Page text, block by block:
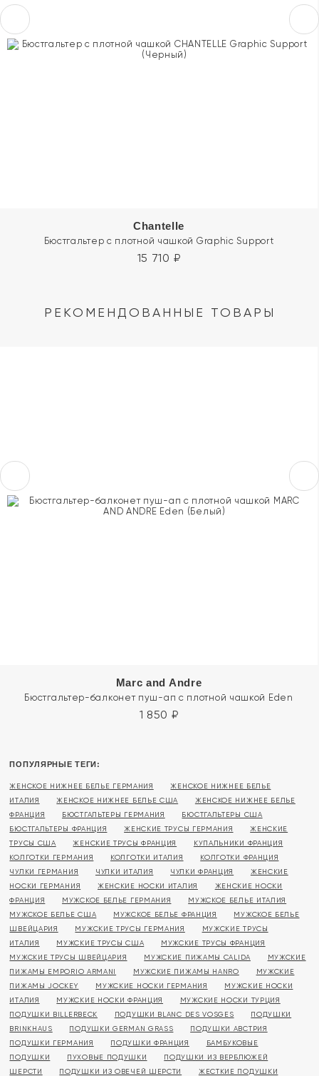
Chantelle
Бюстгальтер с плотной чашкой Graphic Support
15 710 ₽
РЕКОМЕНДОВАННЫЕ ТОВАРЫ
Marc and Andre
Бюстгальтер-балконет пуш-ап с плотной чашкой Eden
1 850 ₽
ПОПУЛЯРНЫЕ ТЕГИ:
ЖЕНСКОЕ НИЖНЕЕ БЕЛЬЕ ГЕРМАНИЯ
ЖЕНСКОЕ НИЖНЕЕ БЕЛЬЕ
ИТАЛИЯ
ЖЕНСКОЕ НИЖНЕЕ БЕЛЬЕ США
ЖЕНСКОЕ НИЖНЕЕ БЕЛЬЕ
ФРАНЦИЯ
БЮСТГАЛЬТЕРЫ ГЕРМАНИЯ
БЮСТГАЛЬТЕРЫ США
БЮСТГАЛЬТЕРЫ ФРАНЦИЯ
ЖЕНСКИЕ ТРУСЫ ГЕРМАНИЯ
ЖЕНСКИЕ
ТРУСЫ США
ЖЕНСКИЕ ТРУСЫ ФРАНЦИЯ
КУПАЛЬНИКИ ФРАНЦИЯ
КОЛГОТКИ ГЕРМАНИЯ
КОЛГОТКИ ИТАЛИЯ
КОЛГОТКИ ФРАНЦИЯ
ЧУЛКИ ГЕРМАНИЯ
ЧУЛКИ ИТАЛИЯ ЧУЛКИ ФРАНЦИЯ
ЖЕНСКИЕ
НОСКИ ГЕРМАНИЯ
ЖЕНСКИЕ НОСКИ ИТАЛИЯ
ЖЕНСКИЕ НОСКИ
ФРАНЦИЯ
МУЖСКОЕ БЕЛЬЕ ГЕРМАНИЯ
МУЖСКОЕ БЕЛЬЕ ИТАЛИЯ
МУЖСКОЕ БЕЛЬЕ США
МУЖСКОЕ БЕЛЬЕ ФРАНЦИЯ
МУЖСКОЕ БЕЛЬЕ
ШВЕЙЦАРИЯ
МУЖСКИЕ ТРУСЫ ГЕРМАНИЯ
МУЖСКИЕ ТРУСЫ
ИТАЛИЯ
МУЖСКИЕ ТРУСЫ США
МУЖСКИЕ ТРУСЫ ФРАНЦИЯ
МУЖСКИЕ ТРУСЫ ШВЕЙЦАРИЯ
МУЖСКИЕ ПИЖАМЫ CALIDA
МУЖСКИЕ
ПИЖАМЫ EMPORIO ARMANI
МУЖСКИЕ ПИЖАМЫ HANRO
МУЖСКИЕ
ПИЖАМЫ JOCKEY
МУЖСКИЕ НОСКИ ГЕРМАНИЯ
МУЖСКИЕ НОСКИ
ИТАЛИЯ
МУЖСКИЕ НОСКИ ФРАНЦИЯ
МУЖСКИЕ НОСКИ ТУРЦИЯ
ПОДУШКИ BILLERBECK
ПОДУШКИ BLANC DES VOSGES
ПОДУШКИ
BRINKHAUS
ПОДУШКИ GERMAN GRASS
ПОДУШКИ АВСТРИЯ
ПОДУШКИ ГЕРМАНИЯ
ПОДУШКИ ФРАНЦИЯ
БАМБУКОВЫЕ
ПОДУШКИ
ПУХОВЫЕ ПОДУШКИ
ПОДУШКИ ИЗ ВЕРБЛЮЖЕЙ
ШЕРСТИ
ПОДУШКИ ИЗ ОВЕЧЕЙ ШЕРСТИ
ЖЕСТКИЕ ПОДУШКИ